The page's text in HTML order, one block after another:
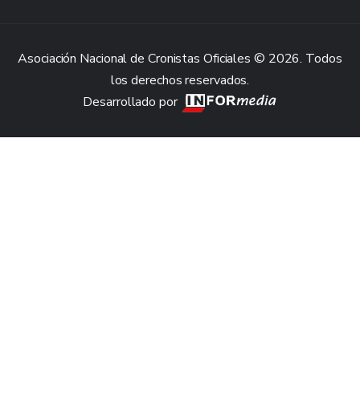
Asociación Nacional de Cronistas Oficiales © 2026. Todos
los derechos reservados.
Desarrollado por